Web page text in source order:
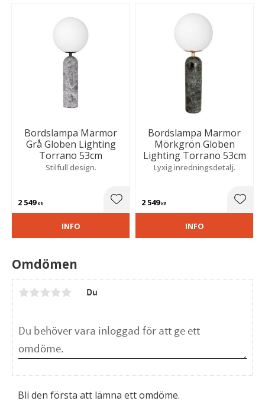
Omdömen
Du
Bli den första att lämna ett omdöme.
Bordslampa Marmor
Grå Globen Lighting
Torrano 53cm
Stilfull design.
2 549KR Lägg till i favoriter
INFO
Bordslampa Marmor
Mörkgrön Globen
Lighting Torrano 53cm
Lyxig inredningsdetalj.
2 549KR
INFO